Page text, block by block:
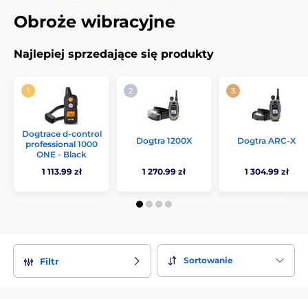
Obroże wibracyjne
Najlepiej sprzedające się produkty
Dogtrace d‑control
professional 1000
ONE - Black
1 113.99 zł
Dogtra 1200X
1 270.99 zł
Dogtra ARC-X
1 304.99 zł
Filtr Sortowanie